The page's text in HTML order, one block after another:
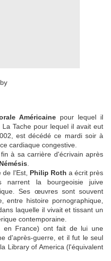
Américainepour lequel il
Tache pour lequel il avait eut
est décédé ce mardi soir à
cardiaque congestive.
à sa carrière d'écrivain après
Némésis
de l'Est, Philip Roth a écrit près
narrent la bourgeoisie juive
Ses œuvres sont souvent
entre histoire pornographique,
laquelle il vivait et tissant un
contemporaine.
en France) ont fait de lui une
d'après-guerre, et il fut le seul
Library of America (l'équivalent